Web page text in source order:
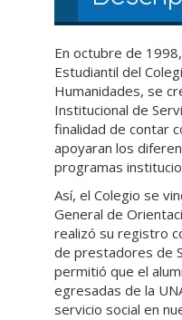
En octubre de
Estudiantil del
Humanidades, se
Institucional de
finalidad de contar
apoyaran los
programas
Así, el Colegio se
General de
realizó su registro
de prestadores de
permitió que el
egresadas de la
servicio social en